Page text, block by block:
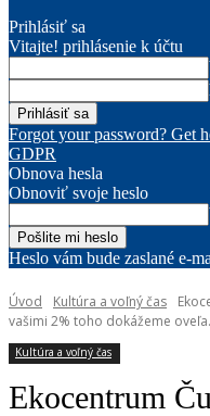
Prihlásiť sa
Vitajte! prihlásenie k účtu
Forgot your password? Get
GDPR
Obnova hesla
Obnoviť svoje heslo
Heslo vám bude zaslané e-
Úvod Kultúra a voľný čas
vašimi 2% toho dokážeme
Kultúra a voľný čas
Ekocentrum